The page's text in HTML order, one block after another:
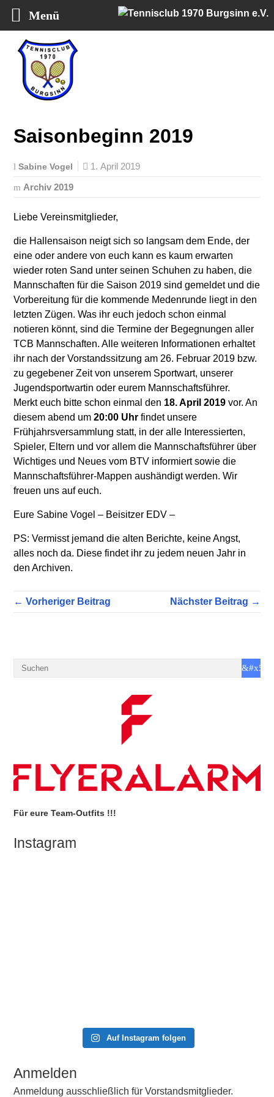
Saisonbeginn 2019
Sabine Vogel
1. April 2019
Archiv 2019
Liebe Vereinsmitglieder,
die Hallensaison neigt sich so langsam dem Ende, der
eine oder andere von euch kann es kaum erwarten
wieder roten Sand unter seinen Schuhen zu haben, die
Mannschaften für die Saison 2019 sind gemeldet und die
Vorbereitung für die kommende Medenrunde liegt in den
letzten Zügen. Was ihr euch jedoch schon einmal
notieren könnt, sind die Termine der Begegnungen aller
TCB Mannschaften. Alle weiteren Informationen erhaltet
ihr nach der Vorstandssitzung am 26. Februar 2019 bzw.
zu gegebener Zeit von unserem Sportwart, unserer
Jugendsportwartin oder eurem Mannschaftsführer.
Merkt euch bitte schon einmal den 18. April 2019 vor. An
diesem abend um20:00 Uhr findet unsere
Frühjahrsversammlung statt, in der alle Interessierten,
Spieler, Eltern und vor allem die Mannschaftsführer über
Wichtiges und Neues vom BTV informiert sowie die
Mannschaftsführer-Mappen aushändigt werden. Wir
freuen uns auf euch.
Eure Sabine Vogel – Beisitzer EDV –
PS: Vermisst jemand die alten Berichte, keine Angst,
alles noch da. Diese findet ihr zu jedem neuen Jahr in
den Archiven.
← Vorheriger Beitrag Nächster Beitrag →
Für eure Team-Outfits !!!
Instagram
Auf Instagram folgen
Anmelden
Anmeldung ausschließlich für Vorstandsmitglieder.
Menü